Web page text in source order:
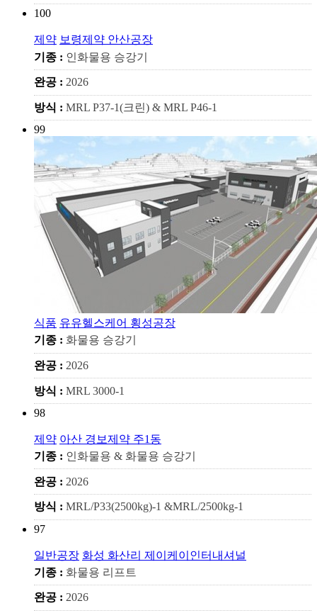
100
제약 보령제약 안산공장
기종 : 인화물용 승강기
완공 : 2026
방식 : MRL P37-1(크린) & MRL P46-1
99
식품 유유헬스케어 횡성공장
기종 : 화물용 승강기
완공 : 2026
방식 : MRL 3000-1
98
제약 아산 경보제약 주1동
기종 : 인화물용 & 화물용 승강기
완공 : 2026
방식 : MRL/P33(2500kg)-1 &MRL/2500kg-1
97
일반공장 화성 화산리 제이케이인터내셔널
기종 : 화물용 리프트
완공 : 2026